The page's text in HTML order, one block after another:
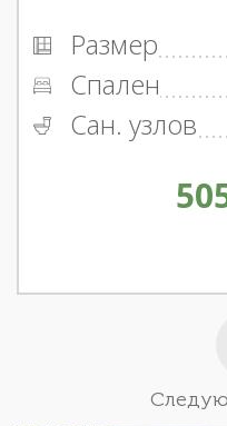
Размер
Спален
Сан. узлов